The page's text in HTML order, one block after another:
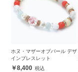
ホヌ・マザーオブパール デザ
インブレスレット
8,400